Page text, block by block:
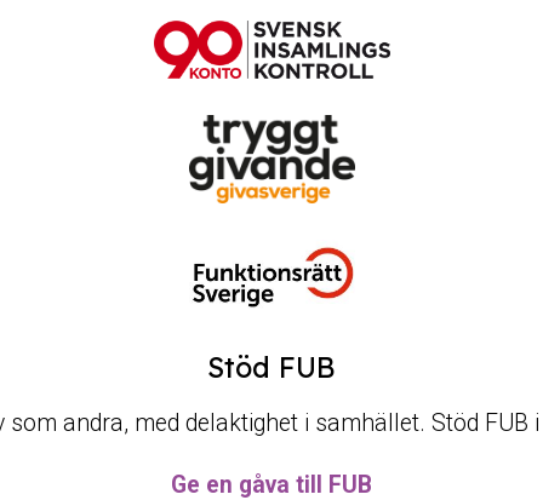
Stöd FUB
som andra, med delaktighet i samhället. Stöd FUB
Ge en gåva till FUB